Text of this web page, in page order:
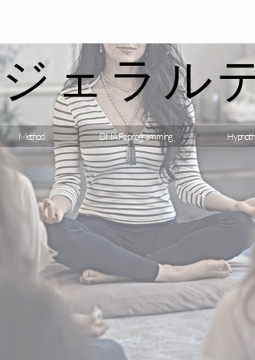
ジェラル
Method DNA Reprogramming